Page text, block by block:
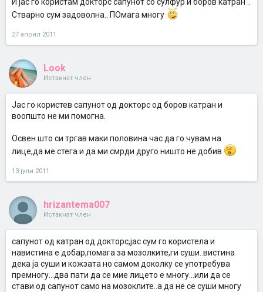
Стварно сум задоволна.. ПОмага многу
27 април 2011
Look
Истакнат член
Јас го користев сапунот од докторс од боров катран и
воопшто не ми помогна.
Освен што си тргав маки половина час да го чувам на
лице,да ме стега и да ми смрди друго ништо не добив
13 јули 2011
hrizantema007
Истакнат член
сапунот од катран од докторс,јас сум го користела и
навистина е добар,помага за мозолките,ги суши..вистина
дека ја суши и кожзата но самом доколку се употребува
премногу...два пати да се мие лицето е многу...или да се
стави од сапунот само на мозоклите..а да не се суши многу